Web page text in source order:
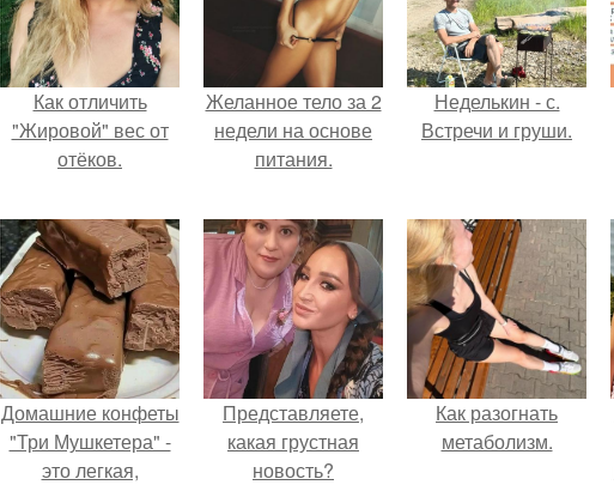
Как отличить
"Жировой" вес от
отёков.
Желанное тело за 2
недели на основе
питания.
Неделькин - с.
Встречи и груши.
Домашние конфеты
"Три Мушкетера" -
это легкая,
Представляете,
какая грустная
новость?
Как разогнать
метаболизм.